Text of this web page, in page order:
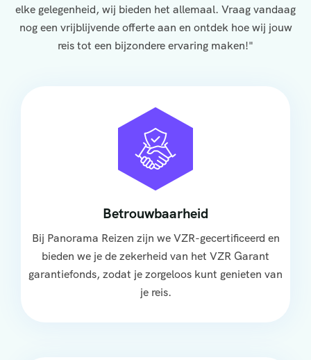
elke gelegenheid, wij bieden het allemaal. Vraag vandaag
nog een vrijblijvende offerte aan en ontdek hoe wij jouw
reis tot een bijzondere ervaring maken!"
Betrouwbaarheid
Bij Panorama Reizen zijn we VZR-gecertificeerd en
bieden we je de zekerheid van het VZR Garant
garantiefonds, zodat je zorgeloos kunt genieten van
je reis.